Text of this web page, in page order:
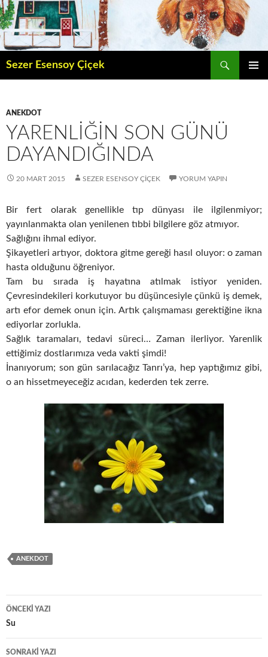
İçeriğe
atla
Sezer Esensoy Çiçek
ANEKDOT
YARENLIĞIN SON GÜNÜ
DAYANDIĞINDA
20 MART 2015 SEZER ESENSOY ÇIÇEK YORUM YAPIN
Bir fert olarak genellikle tıp dünyası ile ilgilenmiyor;
yayınlanmakta olan yenilenen tıbbi bilgilere göz atmıyor.
Sağlığını ihmal ediyor.
Şikayetleri artıyor, doktora gitme gereği hasıl oluyor: o zaman
hasta olduğunu öğreniyor.
Tam bu sırada iş hayatına atılmak istiyor yeniden.
Çevresindekileri korkutuyor bu düşüncesiyle çünkü iş demek,
artı efor demek onun için. Artık çalışmaması gerektiğine ikna
ediyorlar zorlukla.
Sağlık taramaları, tedavi süreci… Zaman ilerliyor. Yarenlik
ettiğimiz dostlarımıza veda vakti şimdi!
İnanıyorum; son gün sarılacağız Tanrı’ya, hep yaptığımız gibi,
o an hissetmeyeceğiz acıdan, kederden tek zerre.
ANEKDOT
Yazı
dolaşımı
ÖNCEKI YAZI
Su
SONRAKI YAZI